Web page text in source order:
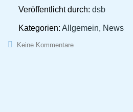
Veröffentlicht durch: dsb
Kategorien: Allgemein, News
Keine Kommentare